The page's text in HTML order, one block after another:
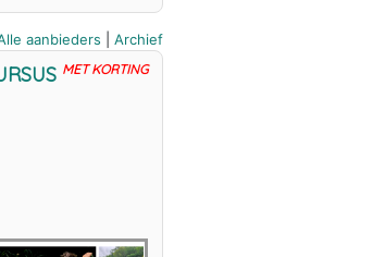
aanbieders Archief
MET KORTING